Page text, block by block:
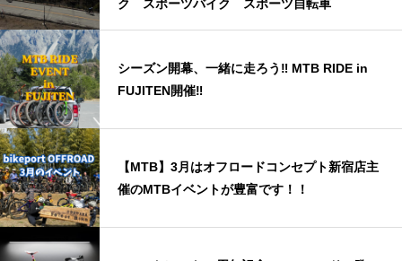
ク スポーツバイク スポーツ自転車
シーズン開幕、一緒に走ろう‼ MTB RIDE in
FUJITEN開催‼
【MTB】3月はオフロードコンセプト新宿店主
催のMTBイベントが豊富です！！